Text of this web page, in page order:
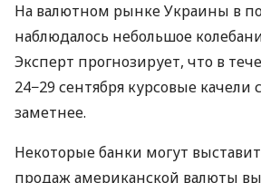
На валютном рынке Украины в
наблюдалось небольшое
Эксперт прогнозирует, что в
24−29 сентября курсовые качели
заметнее.
Некоторые банки могут
продаж американской валюты